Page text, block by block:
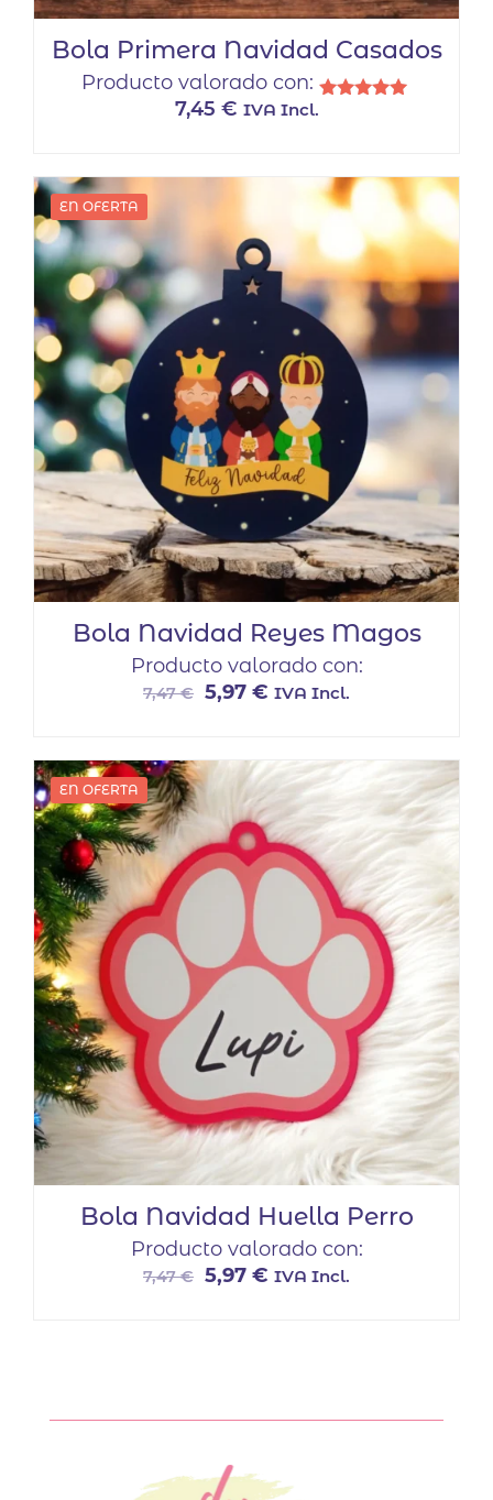
Bola Primera Navidad Casados
Producto valorado con:
7,45 € IVA Incl.
EN OFERTA
Bola Navidad Reyes Magos
Producto valorado con:
7,47€ El
era:
7,47 €.
5,97 € El
es:
5,97 €.
IVA Incl.
EN OFERTA
Bola Navidad Huella Perro
Producto valorado con:
7,47€ El
5,97 € El
IVA Incl.